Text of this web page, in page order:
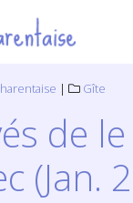
| Gîte
de le
(Jan.